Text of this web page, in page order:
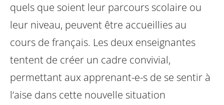
quels que soient leur parcours scolaire ou
leur niveau, peuvent être accueillies au
cours de français. Les deux enseignantes
tentent de créer un cadre convivial,
permettant aux apprenant-e-s de se sentir à
l’aise dans cette nouvelle situation